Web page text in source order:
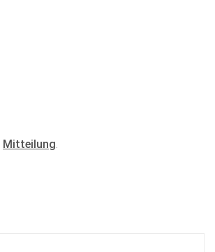
Mitteilung